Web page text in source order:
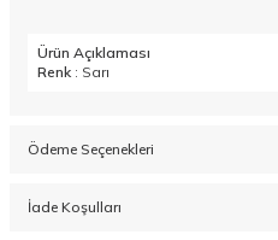
Ürün Açıklaması
Renk : Sarı
Ödeme Seçenekleri
İade Koşulları